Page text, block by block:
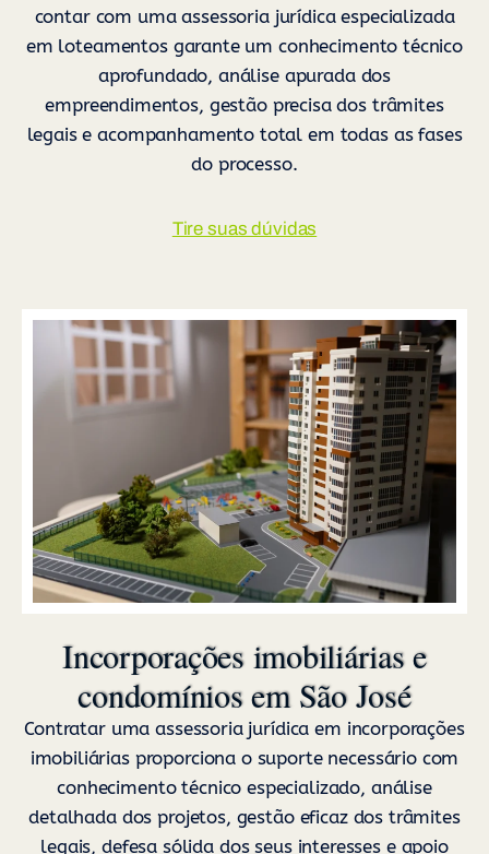
contar com uma assessoria jurídica especializada
em loteamentos garante um conhecimento técnico
aprofundado, análise apurada dos
empreendimentos, gestão precisa dos trâmites
legais e acompanhamento total em todas as fases
do processo.
Tire suas dúvidas
Incorporações imobiliárias e
condomínios em São José
Contratar uma assessoria jurídica em incorporações
imobiliárias proporciona o suporte necessário com
conhecimento técnico especializado, análise
detalhada dos projetos, gestão eficaz dos trâmites
legais, defesa sólida dos seus interesses e apoio